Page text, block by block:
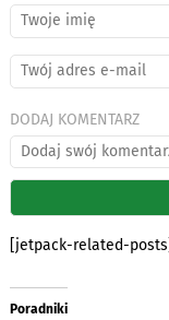
DODAJ KOMENTARZ
[jetpack-related-posts]
Poradniki